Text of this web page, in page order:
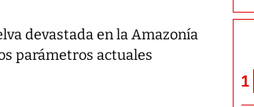
devastada en la Amazonía
parámetros actuales
1